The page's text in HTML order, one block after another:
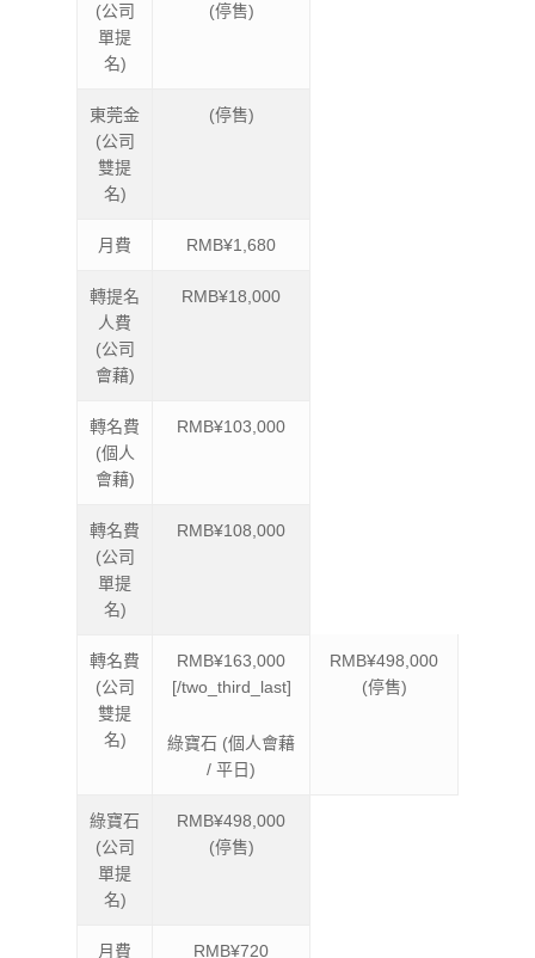
(公司
單提
名)
(停售)
東莞金
(公司
雙提
名)
(停售)
月費 RMB¥1,680
轉提名
人費
(公司
會藉)
RMB¥18,000
轉名費
(個人
會藉)
RMB¥103,000
轉名費
(公司
單提
名)
RMB¥108,000
轉名費
(公司
雙提
名)
RMB¥163,000
[/two_third_last]
綠寶石 (個人會藉
/ 平日)
RMB¥498,000
(停售)
綠寶石
(公司
單提
名)
RMB¥498,000
(停售)
月費 RMB¥720